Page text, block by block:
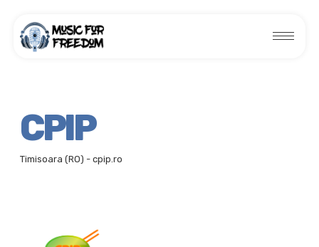
CPIP
Timisoara (RO) - cpip.ro